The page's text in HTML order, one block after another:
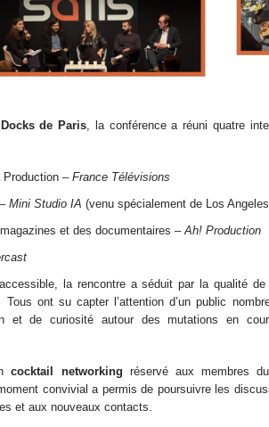
de Paris, la conférence a réuni quatre
Production –France Télévisions
Mini Studio IA (venu spécialement de Los
et des documentaires –Ah! Production
la rencontre a séduit par la qualité
ont su capter l’attention d’un public
et de curiosité autour des mutations en
cocktail networking réservé aux membres
convivial a permis de poursuivre les
et aux nouveaux contacts.